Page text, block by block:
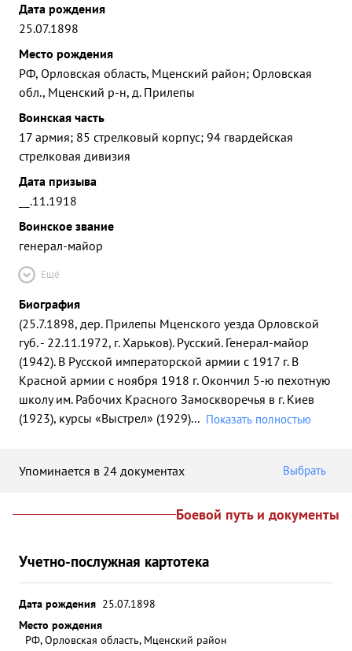
Дата рождения
25.07.1898
Место рождения
РФ, Орловская область, Мценский район; Орловская
обл., Мценский р-н, д. Прилепы
Воинская часть
17 армия; 85 стрелковый корпус; 94 гвардейская
стрелковая дивизия
Дата призыва
__.11.1918
Воинское звание
генерал-майор
Ещё
Биография
(25.7.1898, дер. Прилепы Мценского уезда Орловской
губ. - 22.11.1972, г. Харьков). Русский. Генерал-майор
(1942). В Русской императорской армии с 1917 г. В
Красной армии с ноября 1918 г. Окончил 5-ю пехотную
школу им. Рабочих Красного Замоскворечья в г. Киев
(1923), курсы «Выстрел» (1929)... Показать полностью
Упоминается в 24 документах Выбрать
Боевой путь и документы
Учетно-послужная картотека
Дата рождения 25.07.1898
Место рождения
РФ, Орловская область, Мценский район